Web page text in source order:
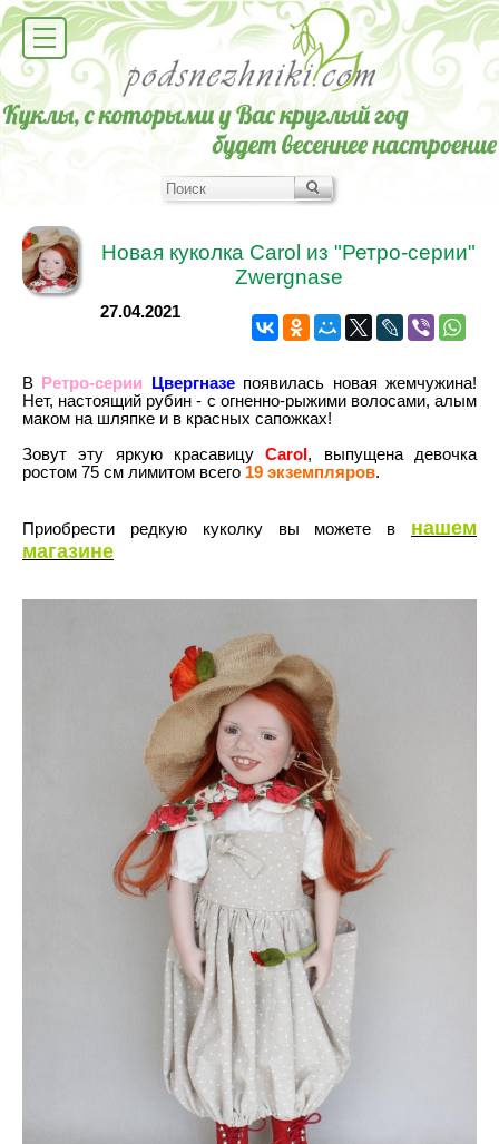
Новая куколка Carol из "Ретро-серии"
Zwergnase
27.04.2021
В Ретро-серии Цвергназепоявилась новая жемчужина!
Нет, настоящий рубин - с огненно-рыжими волосами, алым
маком на шляпке и в красных сапожках!
Зовут эту яркую красавицуCarol , выпущена девочка
ростом 75 см лимитом всего 19 экземпляров.
Приобрести редкую куколку вы можете в нашем
магазине